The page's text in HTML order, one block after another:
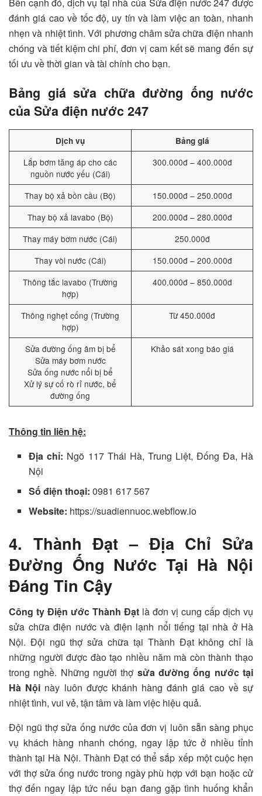
đánh giá cao về tốc độ, uy tín và làm việc an toàn, nhanh
nhẹn và nhiệt tình. Với phương châm sửa chữa điện nhanh
chóng và tiết kiệm chi phí, đơn vị cam kết sẽ mang đến sự
tối ưu về thời gian và tài chính cho bạn.
Bảng giá sửa chữa đường ống nước
của Sửa điện nước 247
Dịch vụ Bảng giá
Lắp bơm tăng áp cho các
nguồn nước yếu (Cái)
300.000đ – 400.000đ
Thay bộ xả bồn cầu (Bộ)
150.000đ – 250.000đ
Thay bộ xả lavabo (Bộ)
200.000đ – 280.000đ
Thay máy bơm nước (Cái)
250.000đ
Thay vòi nước (Cái)
150.000đ – 200.000đ
Thông tắc lavabo (Trường
hợp)
400.000đ – 850.000đ
Thông nghẹt cống (Trường
hợp)
Từ 450.000đ
Sửa đường ống âm bị bể
Sửa máy bơm nước
Sửa ống nước nổi bị bể
Xử lý sự cố rò rỉ nước, bể
đường ống
Khảo sát xong báo giá
Thông tin liên hệ:
Địa chỉ: Ngõ 117 Thái Hà, Trung Liệt, Đống Đa, Hà
Nội
Số điện thoại:0981 617 567
Website: https://suadiennuoc.webflow.io
4. Thành Đạt – Địa Chỉ Sửa
Đường Ống Nước Tại Hà Nội
Đáng Tin Cậy
Công ty Điện ước Thành Đạt là đơn vị cung cấp dịch vụ
sửa chữa điện nước và điện lạnh nổi tiếng tại nhà ở Hà
Nội. Đội ngũ thợ sửa chữa tại Thành Đạt không chỉ là
những người được đào tạo nhiều năm mà còn thành thạo
trong nghề. Những người thợ sửa đường ống nước tại
Hà Nội này luôn được khánh hàng đánh giá cao về sự
nhiệt tình, vui vẻ, tận tâm và làm việc hiệu quả.
Đội ngũ thợ sửa ống nước của đơn vị luôn sẵn sàng phục
vụ khách hàng nhanh chóng, ngay lập tức ở nhiều tỉnh
thành tại Hà Nội. Thành Đạt có thể sắp xếp một cuộc hẹn
với thợ sửa ống nước trong ngày phù hợp với bạn hoặc cử
thợ đến ngay lập tức nếu bạn đang gặp tình huống khẩn